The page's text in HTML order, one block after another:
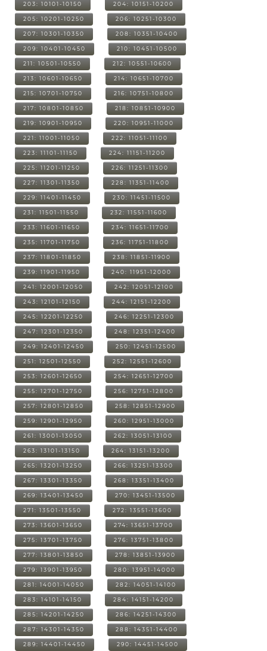
203: 10101-10150 204: 10151-10200
205: 10201-10250 206: 10251-10300
207: 10301-10350 208: 10351-10400
209: 10401-10450 210: 10451-10500
211: 10501-10550 212: 10551-10600
213: 10601-10650 214: 10651-10700
215: 10701-10750 216: 10751-10800
217: 10801-10850 218: 10851-10900
219: 10901-10950 220: 10951-11000
221: 11001-11050 222: 11051-11100
223: 11101-11150 224: 11151-11200
225: 11201-11250 226: 11251-11300
227: 11301-11350 228: 11351-11400
229: 11401-11450 230: 11451-11500
231: 11501-11550 232: 11551-11600
233: 11601-11650 234: 11651-11700
235: 11701-11750 236: 11751-11800
237: 11801-11850 238: 11851-11900
239: 11901-11950 240: 11951-12000
241: 12001-12050 242: 12051-12100
243: 12101-12150 244: 12151-12200
245: 12201-12250 246: 12251-12300
247: 12301-12350 248: 12351-12400
249: 12401-12450 250: 12451-12500
251: 12501-12550 252: 12551-12600
253: 12601-12650 254: 12651-12700
255: 12701-12750 256: 12751-12800
257: 12801-12850 258: 12851-12900
259: 12901-12950 260: 12951-13000
261: 13001-13050 262: 13051-13100
263: 13101-13150 264: 13151-13200
265: 13201-13250 266: 13251-13300
267: 13301-13350 268: 13351-13400
269: 13401-13450 270: 13451-13500
271: 13501-13550 272: 13551-13600
273: 13601-13650 274: 13651-13700
275: 13701-13750 276: 13751-13800
277: 13801-13850 278: 13851-13900
279: 13901-13950 280: 13951-14000
281: 14001-14050 282: 14051-14100
283: 14101-14150 284: 14151-14200
285: 14201-14250 286: 14251-14300
287: 14301-14350 288: 14351-14400
289: 14401-14450 290: 14451-14500